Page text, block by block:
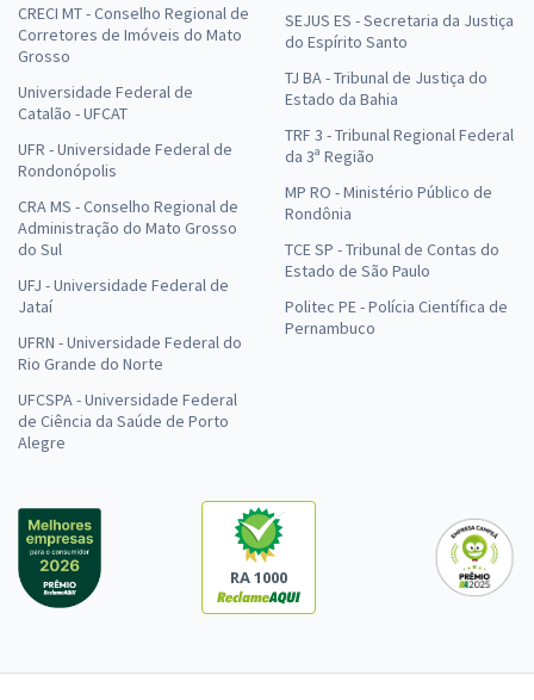
CRECI MT - Conselho Regional de
Corretores de Imóveis do Mato
Grosso
Universidade Federal de
Catalão - UFCAT
UFR - Universidade Federal de
Rondonópolis
CRA MS - Conselho Regional de
Administração do Mato Grosso
do Sul
UFJ - Universidade Federal de
Jataí
UFRN - Universidade Federal do
Rio Grande do Norte
UFCSPA - Universidade Federal
de Ciência da Saúde de Porto
Alegre
SEJUS ES - Secretaria da Justiça
do Espírito Santo
TJ BA - Tribunal de Justiça do
Estado da Bahia
TRF 3 - Tribunal Regional Federal
da 3ª Região
MP RO - Ministério Público de
Rondônia
TCE SP - Tribunal de Contas do
Estado de São Paulo
Politec PE - Polícia Científica de
Pernambuco
RA 1000